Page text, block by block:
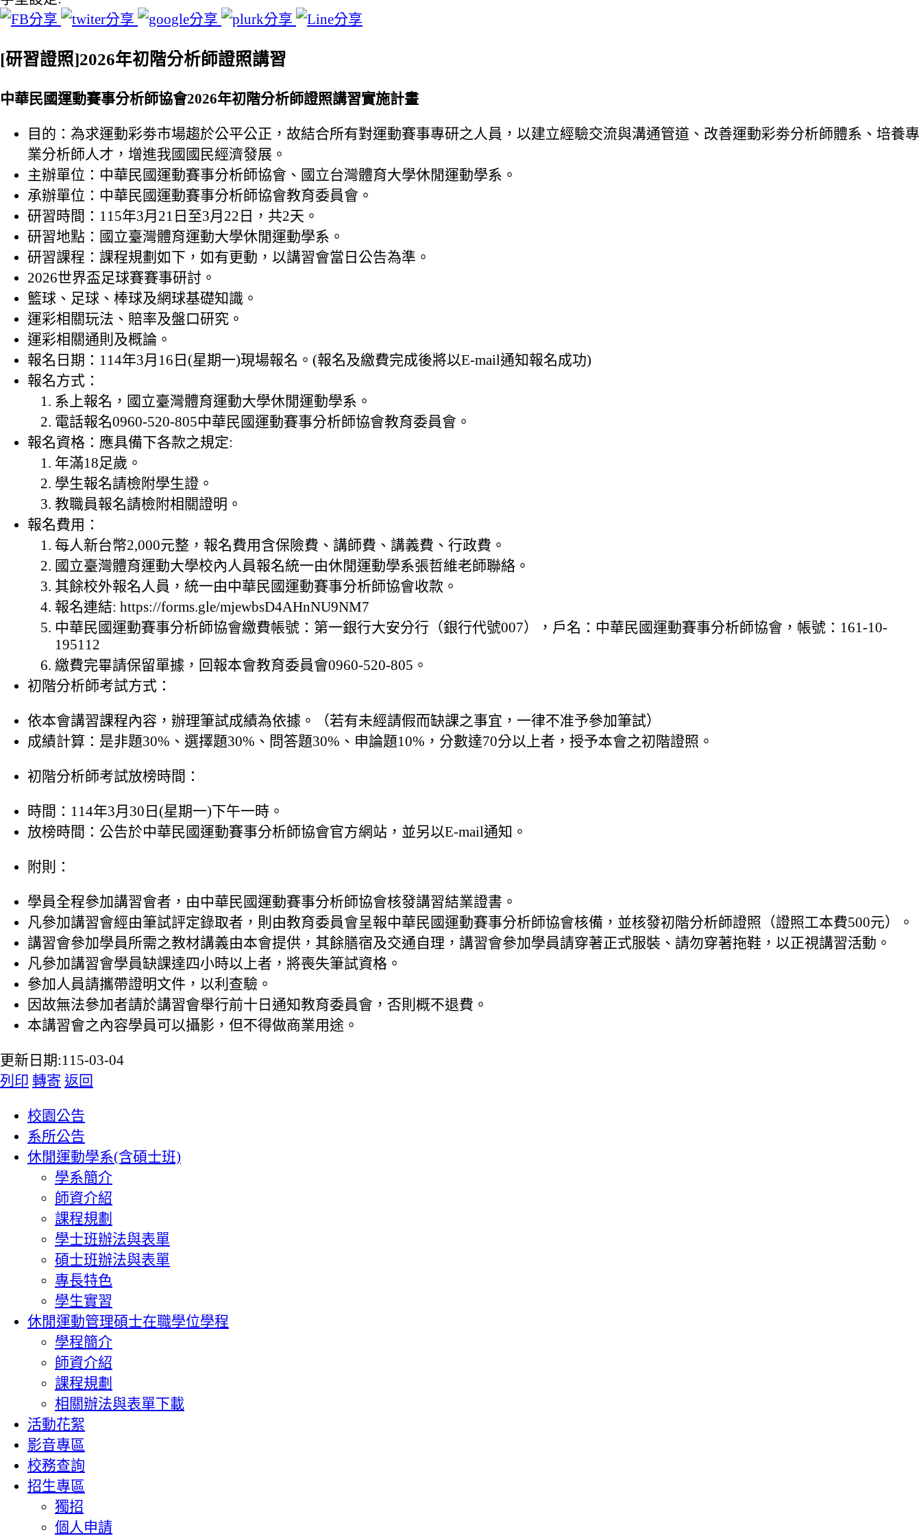
[研習證照]2026年初階分析師證照講習
中華民國運動賽事分析師協會2026年初階分析師證照講習實施計畫
目的：為求運動彩劵市場趨於公平公正，故結合所有對運動賽事專研之人員，以建立經驗交流與溝通管道、改善運動彩劵分析師體系、培養專
業分析師人才，增進我國國民經濟發展。
主辦單位：中華民國運動賽事分析師協會、國立台灣體育大學休閒運動學系。
承辦單位：中華民國運動賽事分析師協會教育委員會。
研習時間：115年3月21日至3月22日，共2天。
研習地點：國立臺灣體育運動大學休閒運動學系。
研習課程：課程規劃如下，如有更動，以講習會當日公告為準。
2026世界盃足球賽賽事研討。
籃球、足球、棒球及網球基礎知識。
運彩相關玩法、賠率及盤口研究。
運彩相關通則及概論。
報名日期：114年3月16日(星期一)現場報名。(報名及繳費完成後將以E-mail通知報名成功)
報名方式：
系上報名，國立臺灣體育運動大學休閒運動學系。
電話報名0960-520-805中華民國運動賽事分析師協會教育委員會。
報名資格：應具備下各款之規定:
年滿18足歲。
學生報名請檢附學生證。
教職員報名請檢附相關證明。
報名費用：
每人新台幣2,000元整，報名費用含保險費、講師費、講義費、行政費。
國立臺灣體育運動大學校內人員報名統一由休閒運動學系張哲維老師聯絡。
其餘校外報名人員，統一由中華民國運動賽事分析師協會收款。
報名連結: https://forms.gle/mjewbsD4AHnNU9NM7
中華民國運動賽事分析師協會繳費帳號：第一銀行大安分行（銀行代號007），戶名：中華民國運動賽事分析師協會，帳號：161-10-
195112
繳費完畢請保留單據，回報本會教育委員會0960-520-805。
初階分析師考試方式：
依本會講習課程內容，辦理筆試成績為依據。（若有未經請假而缺課之事宜，一律不准予參加筆試）
成績計算：是非題30%、選擇題30%、問答題30%、申論題10%，分數達70分以上者，授予本會之初階證照。
初階分析師考試放榜時間：
時間：114年3月30日(星期一)下午一時。
放榜時間：公告於中華民國運動賽事分析師協會官方網站，並另以E-mail通知。
附則：
學員全程參加講習會者，由中華民國運動賽事分析師協會核發講習結業證書。
凡參加講習會經由筆試評定錄取者，則由教育委員會呈報中華民國運動賽事分析師協會核備，並核發初階分析師證照（證照工本費500元）。
講習會參加學員所需之教材講義由本會提供，其餘膳宿及交通自理，講習會參加學員請穿著正式服裝、請勿穿著拖鞋，以正視講習活動。
凡參加講習會學員缺課達四小時以上者，將喪失筆試資格。
參加人員請攜帶證明文件，以利查驗。
因故無法參加者請於講習會舉行前十日通知教育委員會，否則概不退費。
本講習會之內容學員可以攝影，但不得做商業用途。
更新日期:115-03-04
列印 轉寄 返回
校園公告
系所公告
休閒運動學系(含碩士班)
學系簡介
師資介紹
課程規劃
學士班辦法與表單
碩士班辦法與表單
專長特色
學生實習
休閒運動管理碩士在職學位學程
學程簡介
師資介紹
課程規劃
相關辦法與表單下載
活動花絮
影音專區
校務查詢
招生專區
獨招
個人申請